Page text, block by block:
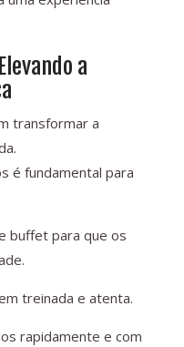
a
transformar a
é fundamental para
buffet para que os
treinada e atenta.
rapidamente e com